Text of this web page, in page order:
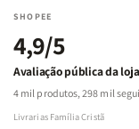
SHOPEE
4,9/5
Avaliação pública da loja
4 mil produtos, 298 mil
Livrarias Família Cristã